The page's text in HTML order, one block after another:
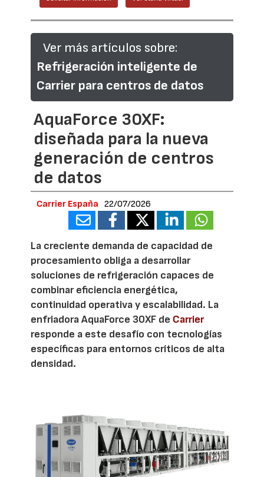
Ver más artículos sobre:
Refrigeración inteligente de
Carrier para centros de datos
AquaForce 30XF:
diseñada para la nueva
generación de centros
de datos
Carrier España 22/07/2026
La creciente demanda de capacidad de
procesamiento obliga a desarrollar
soluciones de refrigeración capaces de
combinar eficiencia energética,
continuidad operativa y escalabilidad. La
enfriadora AquaForce 30XF de Carrier
responde a este desafío con tecnologías
específicas para entornos críticos de alta
densidad.